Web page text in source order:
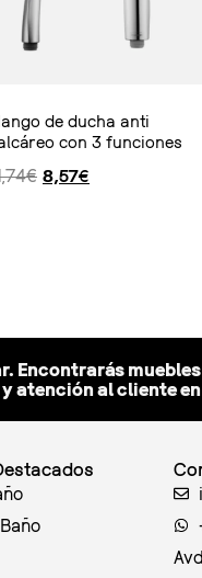
de ducha anti
con 3 funciones
€ 8,57€
Encontrarás
atención al cliente en